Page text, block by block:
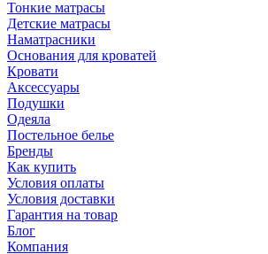
Тонкие матрасы
Детские матрасы
Наматрасники
Основания для кроватей
Кровати
Аксессуары
Подушки
Одеяла
Постельное белье
Бренды
Как купить
Условия оплаты
Условия доставки
Гарантия на товар
Блог
Компания